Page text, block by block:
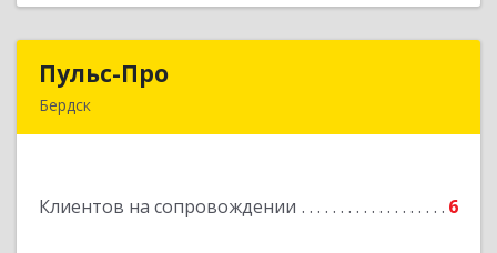
Пульс-Про
Бердск
Клиентов на сопровождении 6
Подробнее